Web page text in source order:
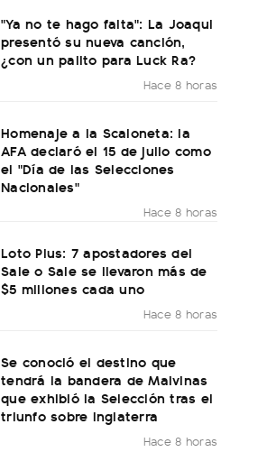
"Ya no te hago falta": La Joaqui
presentó su nueva canción,
¿con un palito para Luck Ra?
Hace 8 horas
Homenaje a la Scaloneta: la
AFA declaró el 15 de julio como
el "Día de las Selecciones
Nacionales"
Hace 8 horas
Loto Plus: 7 apostadores del
Sale o Sale se llevaron más de
$5 millones cada uno
Hace 8 horas
Se conoció el destino que
tendrá la bandera de Malvinas
que exhibió la Selección tras el
triunfo sobre Inglaterra
Hace 8 horas